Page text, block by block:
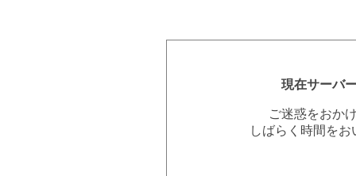
現在サーバ
ご迷惑をおか
しばらく時間を